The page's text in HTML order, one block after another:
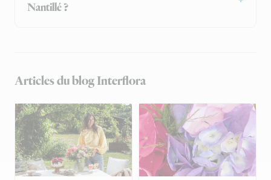
Nantillé ?
Articles du blog Interflora